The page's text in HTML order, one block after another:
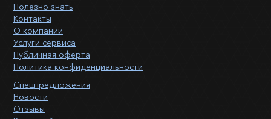
Полезно знать
Контакты
О компании
Услуги сервиса
Публичная оферта
Политика конфиденциальности
Спецпредложения
Новости
Отзывы